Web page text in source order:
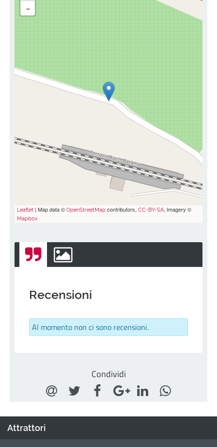
-
Leaflet | Map data © OpenStreetMap contributors, CC-BY-SA, Imagery ©
Mapbox
Recensioni
Al momento non ci sono recensioni.
Condividi
Attrattori